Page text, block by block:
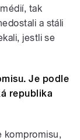
tak
a stáli
jestli se
Je podle
republika
kompromisu,